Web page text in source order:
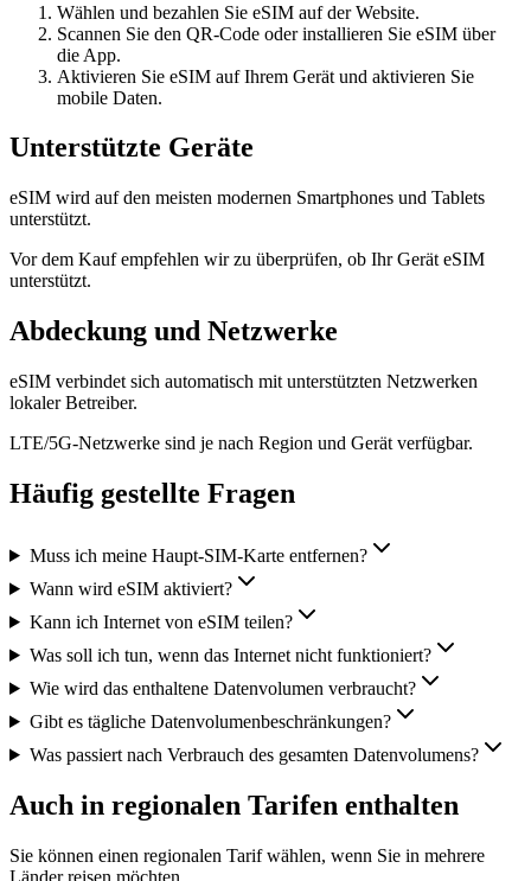
Wählen und bezahlen Sie eSIM auf der Website.
Scannen Sie den QR-Code oder installieren Sie eSIM über
die App.
Aktivieren Sie eSIM auf Ihrem Gerät und aktivieren Sie
mobile Daten.
Unterstützte Geräte
eSIM wird auf den meisten modernen Smartphones und Tablets
unterstützt.
Vor dem Kauf empfehlen wir zu überprüfen, ob Ihr Gerät eSIM
unterstützt.
Abdeckung und Netzwerke
eSIM verbindet sich automatisch mit unterstützten Netzwerken
lokaler Betreiber.
LTE/5G-Netzwerke sind je nach Region und Gerät verfügbar.
Häufig gestellte Fragen
Muss ich meine Haupt-SIM-Karte entfernen?
Wann wird eSIM aktiviert?
Kann ich Internet von eSIM teilen?
Was soll ich tun, wenn das Internet nicht funktioniert?
Wie wird das enthaltene Datenvolumen verbraucht?
Gibt es tägliche Datenvolumenbeschränkungen?
Was passiert nach Verbrauch des gesamten Datenvolumens?
Auch in regionalen Tarifen enthalten
Sie können einen regionalen Tarif wählen, wenn Sie in mehrere
Länder reisen möchten.